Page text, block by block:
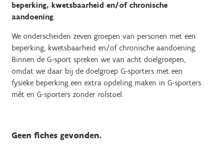
beperking, kwetsbaarheid en/of chronische
aandoening.
We onderscheiden zeven groepen van personen met een
beperking, kwetsbaarheid en/of chronische aandoening.
Binnen de G-sport spreken we van acht doelgroepen,
omdat we daar bij de doelgroep G-sporters met een
fysieke beperking een extra opdeling maken in G-sporters
mét en G-sporters zonder rolstoel.
Geen fiches gevonden.